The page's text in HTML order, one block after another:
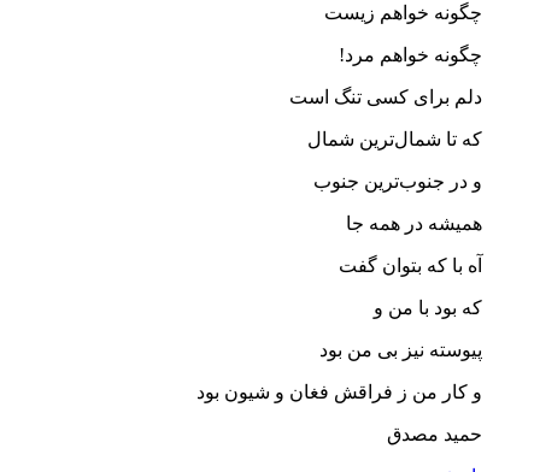
چگونه خواهم زیست
چگونه خواهم مرد!
دلم برای کسی تنگ است
که تا شمال‌ترین شمال
و در جنوب‌ترین جنوب
همیشه در همه جا
آه با که بتوان گفت
که بود با من و
پیوسته نیز بی من بود
و کار من ز فراقش فغان و شیون بود
حمید مصدق